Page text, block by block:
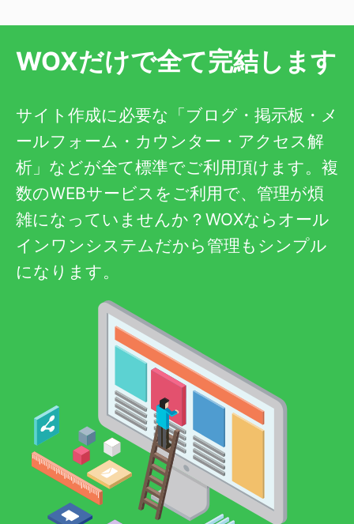
WOXだけで全て完結します
サイト作成に必要な「ブログ・掲示板・メ
ールフォーム・カウンター・アクセス解
析」などが全て標準でご利用頂けます。複
数のWEBサービスをご利用で、管理が煩
雑になっていませんか？WOXならオール
インワンシステムだから管理もシンプル
になります。